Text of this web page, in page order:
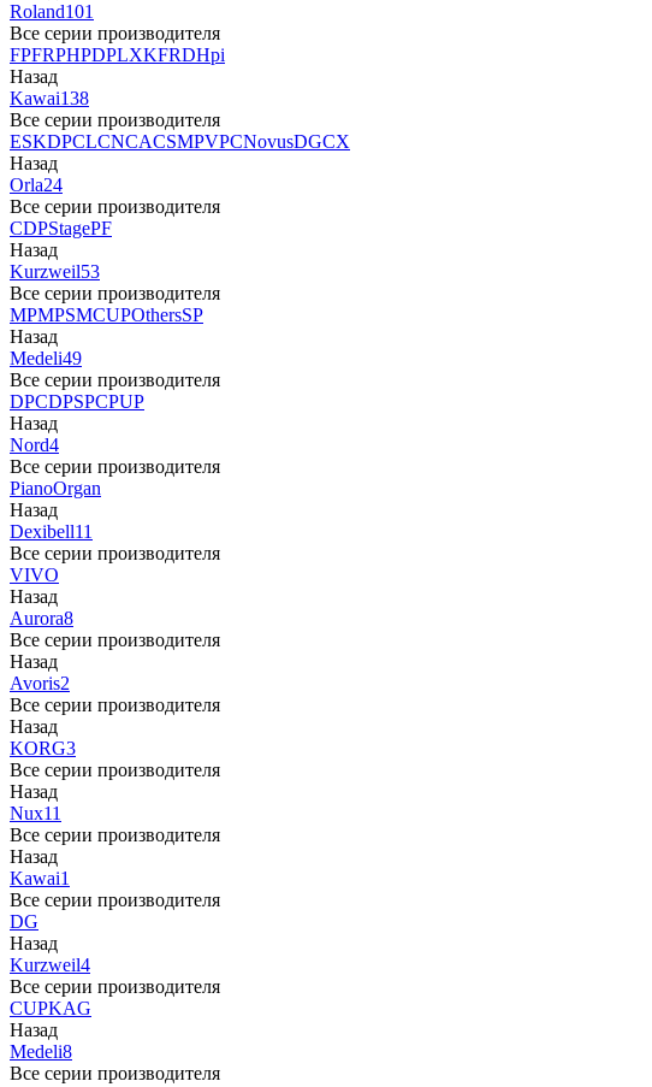
Roland101
Все серии производителя
FPFRPHPDPLXKFRDHpi
Назад
Kawai138
Все серии производителя
ESKDPCLCNCACSMPVPCNovusDGCX
Назад
Orla24
Все серии производителя
CDPStagePF
Назад
Kurzweil53
Все серии производителя
MPMPSMCUPOthersSP
Назад
Medeli49
Все серии производителя
DPCDPSPCPUP
Назад
Nord4
Все серии производителя
PianoOrgan
Назад
Dexibell11
Все серии производителя
VIVO
Назад
Aurora8
Все серии производителя
Назад
Avoris2
Все серии производителя
Назад
KORG3
Все серии производителя
Назад
Nux11
Все серии производителя
Назад
Kawai1
Все серии производителя
DG
Назад
Kurzweil4
Все серии производителя
CUPKAG
Назад
Medeli8
Все серии производителя